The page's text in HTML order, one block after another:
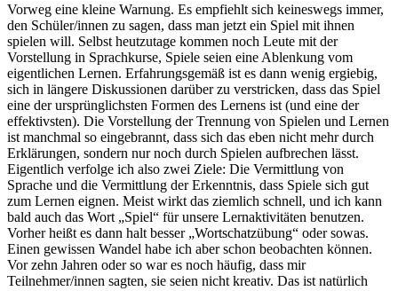
Vorweg eine kleine Warnung. Es empfiehlt sich keineswegs immer,
den Schüler/innen zu sagen, dass man jetzt ein Spiel mit ihnen
spielen will. Selbst heutzutage kommen noch Leute mit der
Vorstellung in Sprachkurse, Spiele seien eine Ablenkung vom
eigentlichen Lernen. Erfahrungsgemäß ist es dann wenig ergiebig,
sich in längere Diskussionen darüber zu verstricken, dass das Spiel
eine der ursprünglichsten Formen des Lernens ist (und eine der
effektivsten). Die Vorstellung der Trennung von Spielen und Lernen
ist manchmal so eingebrannt, dass sich das eben nicht mehr durch
Erklärungen, sondern nur noch durch Spielen aufbrechen lässt.
Eigentlich verfolge ich also zwei Ziele: Die Vermittlung von
Sprache und die Vermittlung der Erkenntnis, dass Spiele sich gut
zum Lernen eignen. Meist wirkt das ziemlich schnell, und ich kann
bald auch das Wort „Spiel“ für unsere Lernaktivitäten benutzen.
Vorher heißt es dann halt besser „Wortschatzübung“ oder sowas.
Einen gewissen Wandel habe ich aber schon beobachten können.
Vor zehn Jahren oder so war es noch häufig, dass mir
Teilnehmer/innen sagten, sie seien nicht kreativ. Das ist natürlich